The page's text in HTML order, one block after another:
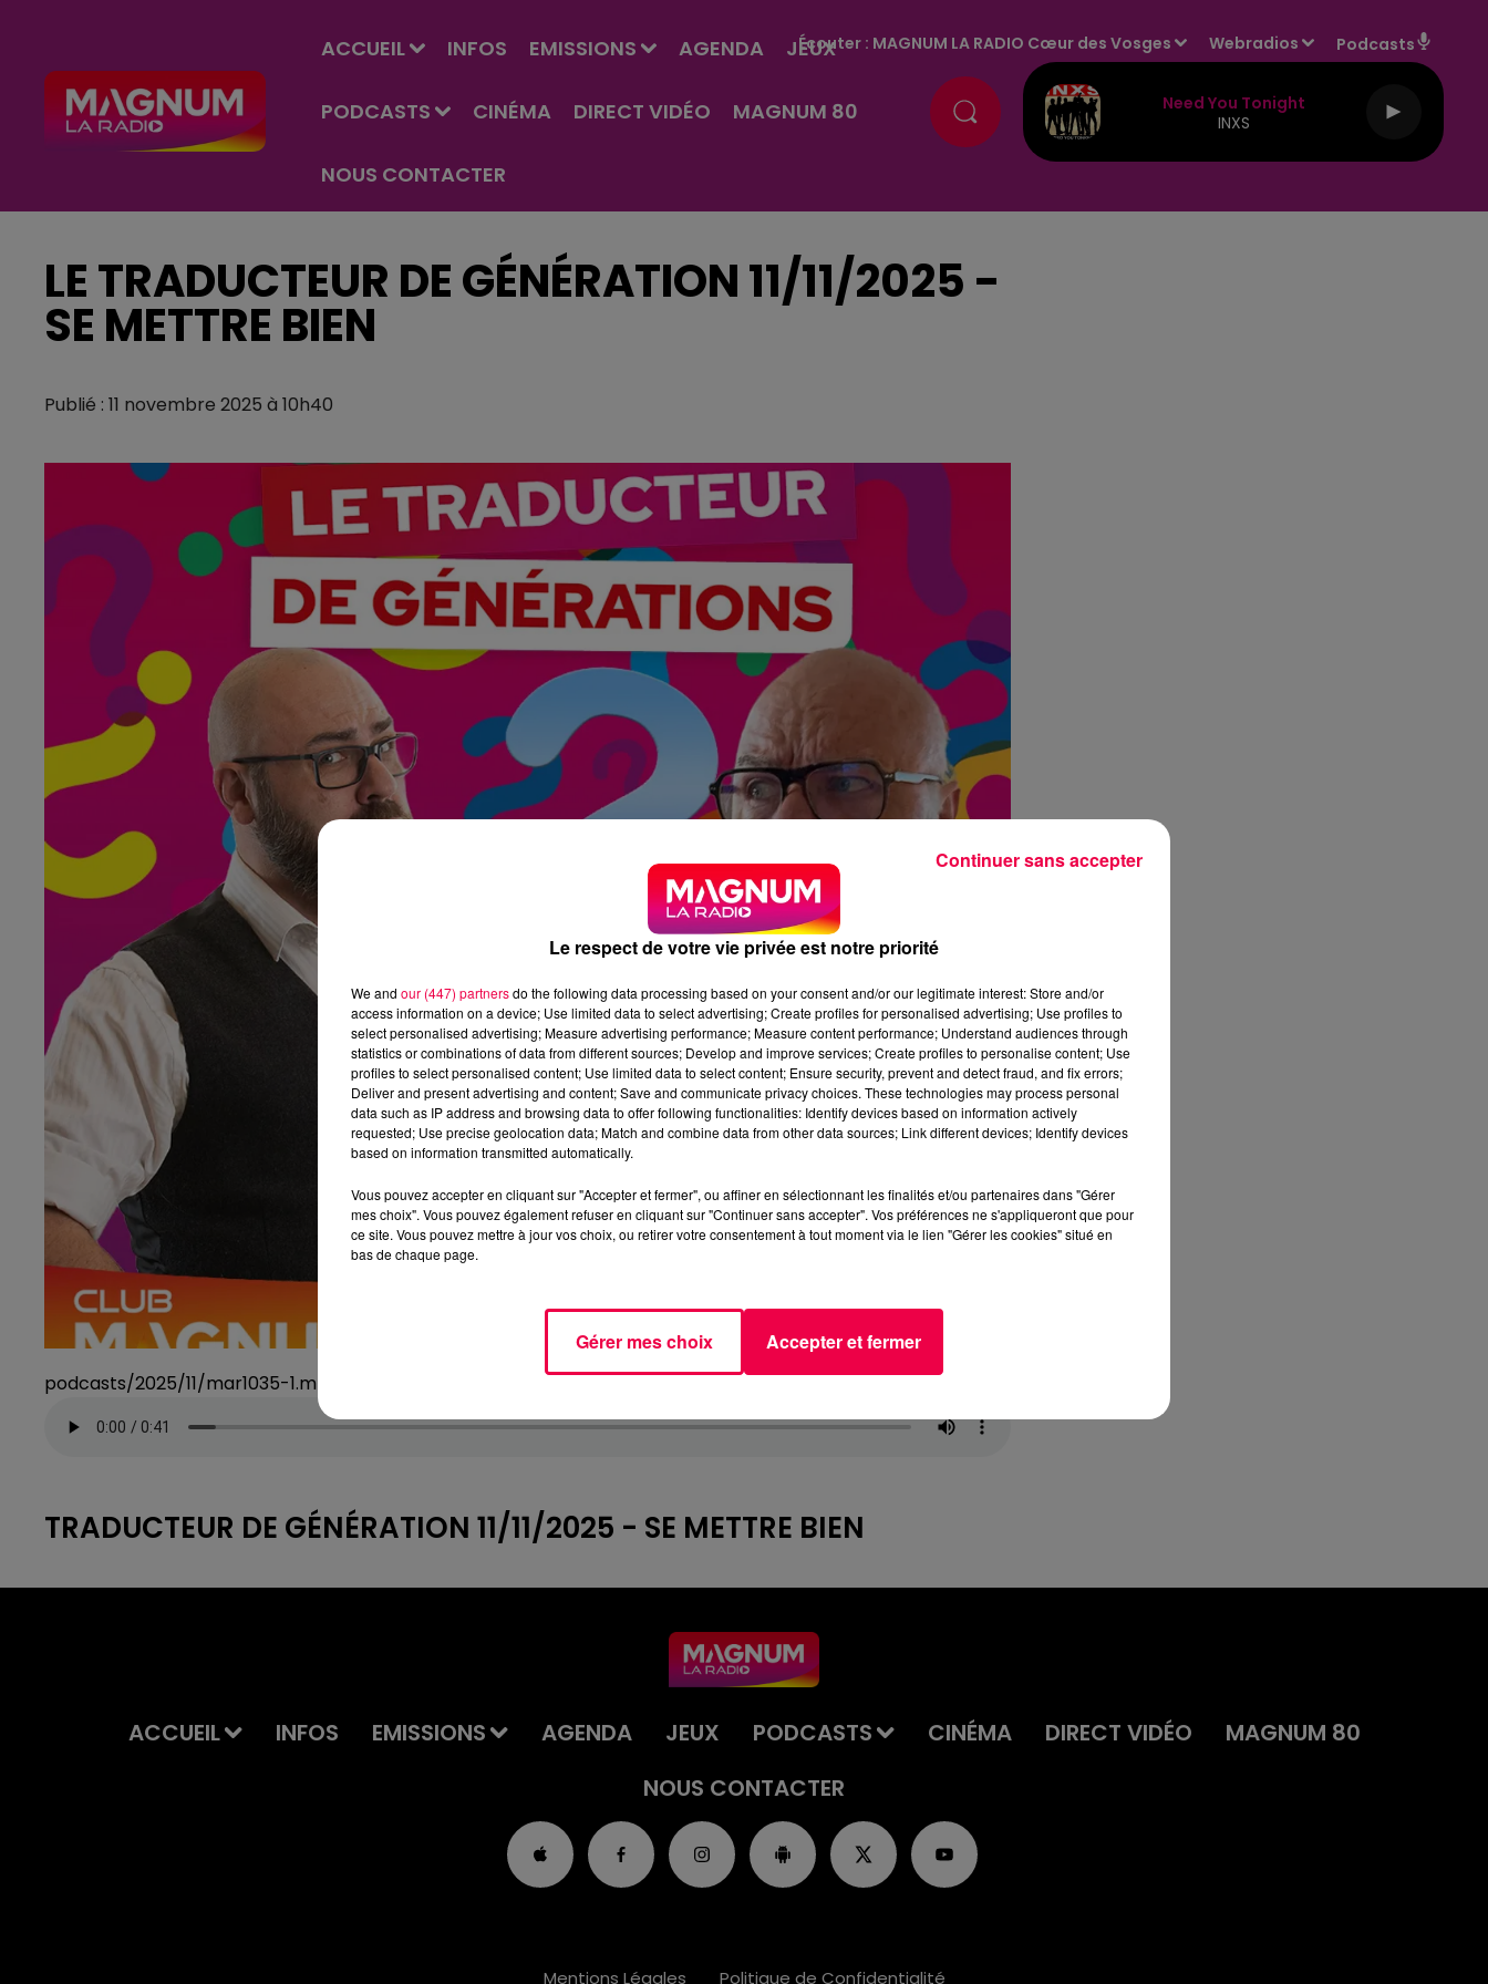
ACCUEIL INFOS EMISSIONS AGENDA JEUX
PODCASTS CINÉMA DIRECT VIDÉO MAGNUM 80
NOUS CONTACTER
Écouter : MAGNUM LA RADIO Cœur des Vosges Webradios Podcasts
Need You Tonight
INXS
LE TRADUCTEUR DE GÉNÉRATION 11/11/2025 -
SE METTRE BIEN
Publié : 11 novembre 2025 à 10h40
podcasts/2025/11/mar1035-1.mp3-mar1035-1.mp3-1-1.mp3
TRADUCTEUR DE GÉNÉRATION 11/11/2025 - SE METTRE BIEN
ACCUEIL INFOS EMISSIONS AGENDA JEUX PODCASTS CINÉMA DIRECT VIDÉO
MAGNUM 80
NOUS CONTACTER
Mentions Légales Politique de Confidentialité
Le respect de votre vie privée est notre priorité
We and our (447) partnersdo the following data processing based on your consent and/or our legitimate interest: Store and/or
access information on a device; Use limited data to select advertising; Create profiles for personalised advertising; Use profiles to
select personalised advertising; Measure advertising performance; Measure content performance; Understand audiences through
statistics or combinations of data from different sources; Develop and improve services; Create profiles to personalise content; Use
profiles to select personalised content; Use limited data to select content; Ensure security, prevent and detect fraud, and fix errors;
Deliver and present advertising and content; Save and communicate privacy choices. These technologies may process personal
data such as IP address and browsing data to offer following functionalities: Identify devices based on information actively
requested; Use precise geolocation data; Match and combine data from other data sources; Link different devices; Identify devices
based on information transmitted automatically.
Vous pouvez accepter en cliquant sur "Accepter et fermer", ou affiner en sélectionnant les finalités et/ou partenaires dans "Gérer
mes choix". Vous pouvez également refuser en cliquant sur "Continuer sans accepter". Vos préférences ne s'appliqueront que pour
ce site. Vous pouvez mettre à jour vos choix, ou retirer votre consentement à tout moment via le lien "Gérer les cookies" situé en
bas de chaque page.
Gérer mes choix Accepter et fermer
Continuer sans accepter